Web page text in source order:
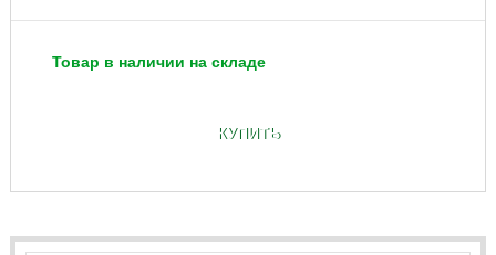
Товар в наличии на складе
КУПИТЬ